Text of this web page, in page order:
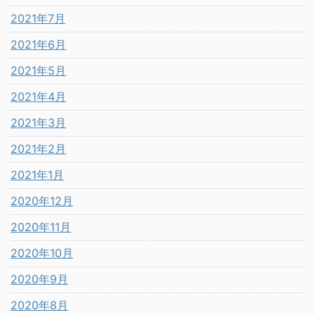
2021年7月
2021年6月
2021年5月
2021年4月
2021年3月
2021年2月
2021年1月
2020年12月
2020年11月
2020年10月
2020年9月
2020年8月